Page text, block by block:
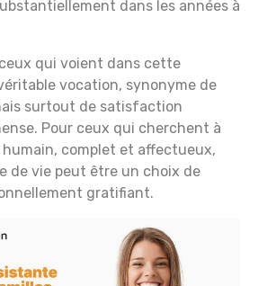
dans les années à
qui voient dans cette
vocation, synonyme de
surtout de satisfaction
Pour ceux qui cherchent à
complet et affectueux,
de vie peut être un choix de
gratifiant.